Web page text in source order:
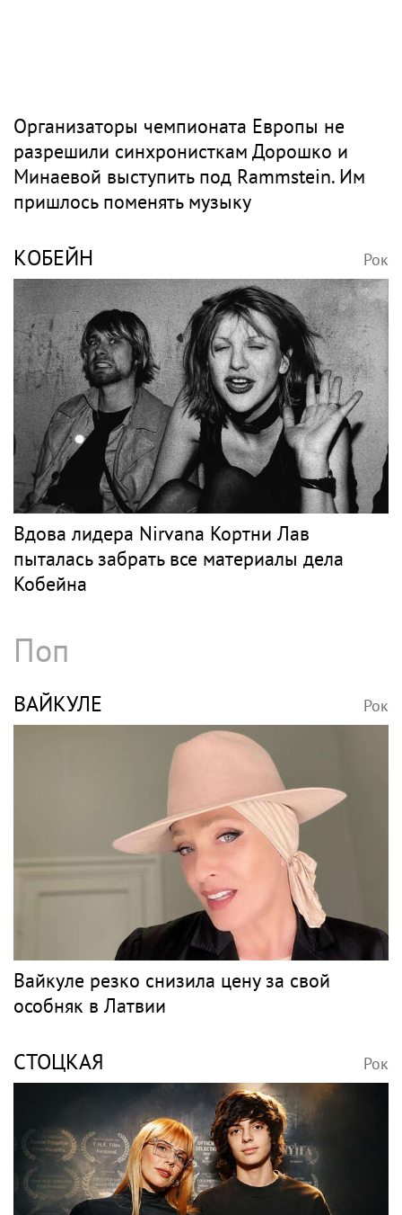
Организаторы чемпионата Европы не
разрешили синхронисткам Дорошко и
Минаевой выступить под Rammstein. Им
пришлось поменять музыку
КОБЕЙН Рок
Вдова лидера Nirvana Кортни Лав
пыталась забрать все материалы дела
Кобейна
Поп
ВАЙКУЛЕ Рок
Вайкуле резко снизила цену за свой
особняк в Латвии
СТОЦКАЯ Рок